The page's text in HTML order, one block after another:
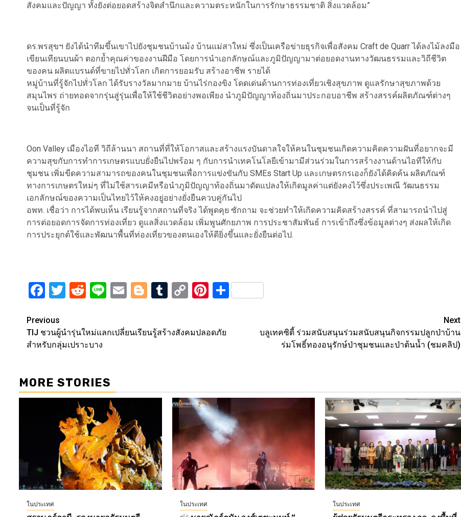
สังคมและปัญญา ทั้งยังต่อยอดสร้างจิตสำนึกและความตระหนักในการรักษาธรรมชาติ สิ่งแวดล้อม”
​ดร.พรสุขฯ ยังได้นำทีมขึ้นเขาไปยังชุมชนบ้านม้ง บ้านแม่สาใหม่ ซึ่งเป็นเครือข่ายธุรกิจเพื่อสังคม Craft de Quarr ได้ลงไม้ลงมือ
เขียนเทียนบนผ้า ตอกย้ำคุณค่าของงานฝีมือ โดยการนำเอกลักษณ์และภูมิปัญญามาต่อยอดงานทางวัฒนธรรมและวิถีชีวิต
ของคน ผลิตแบรนด์ที่ขายไปทั่วโลก เกิดการยอมรับ สร้างอาชีพ รายได้
​หมู่บ้านที่รู้จักไปทั่วโลก ได้รับรางวัลมากมาย บ้านไร่กองขิง โดดเด่นด้านการท่องเที่ยวเชิงสุขภาพ ดูแลรักษาสุขภาพด้วย
สมุนไพร ถ่ายทอดจากรุ่นสู่รุ่นเพื่อให้ใช้ชีวิตอย่างพอเพียง นำภูมิปัญญาท้องถิ่นมาประกอบอาชีพ สร้างสรรค์ผลิตภัณฑ์ต่างๆ
จนเป็นที่รู้จัก
​Oon Valley เมืองไอที วิถีล้านนา สถานที่ที่ให้โอกาสและสร้างแรงบันดาลใจให้คนในชุมชนเกิดความคิดความฝันที่อยากจะมี
ความสุขกับการทำการเกษตรแบบยั่งยืนไปพร้อม ๆ กับการนำเทคโนโลยีเข้ามามีส่วนร่วมในการสร้างงานด้านไอทีให้กับ
ชุมชน เพิ่มขีดความสามารถของคนในชุมชนเพื่อการแข่งขันกับ SMEs Start Up และเกษตรกรเองก็ยังได้คิดค้น ผลิตภัณฑ์
ทางการเกษตรใหม่ๆ ที่ไม่ใช้สารเคมีหรือนำภูมิปัญญาท้องถิ่นมาดัดแปลงให้เกิดมูลค่าแต่ยังคงไว้ซึ่งประเพณี วัฒนธรรม
เอกลักษณ์ของความเป็นไทยไว้ให้คงอยู่อย่างยั่งยืนควบคู่กันไป
​อพท. เชื่อว่า การได้พบเห็น เรียนรู้จากสถานที่จริง ได้พูดคุย ซักถาม จะช่วยทำให้เกิดความคิดสร้างสรรค์ ที่สามารถนำไปสู่
การต่อยอดการจัดการท่องเที่ยว ดูแลสิ่งแวดล้อม เพิ่มพูนศักยภาพ การประชาสัมพันธ์ การเข้าถึงซึ่งข้อมูลต่างๆ ส่งผลให้เกิด
การประยุกต์ใช้และพัฒนาพื้นที่ท่องเที่ยวของตนเองให้ดียิ่งขึ้นและยั่งยืนต่อไป.
Facebook
Twitter
Reddit
LineEmailBlogger
Tumblr
CopyPinterest
Share
Post
navigation
Previous
TIJ ชวนผู้นำรุ่นใหม่แลกเปลี่ยนเรียนรู้สร้างสังคมปลอดภัย
สำหรับกลุ่มเปราะบาง
Next
บลูเทคซิตี้ ร่วมสนับสนุนร่วมสนับสนุนกิจกรรมปลูกป่าบ้าน
ร่มโพธิ์ทองอนุรักษ์ป่าชุมชนและป่าต้นน้ำ (ชมคลิป)
MORE STORIES
ในประเทศ ในประเทศ ในประเทศ